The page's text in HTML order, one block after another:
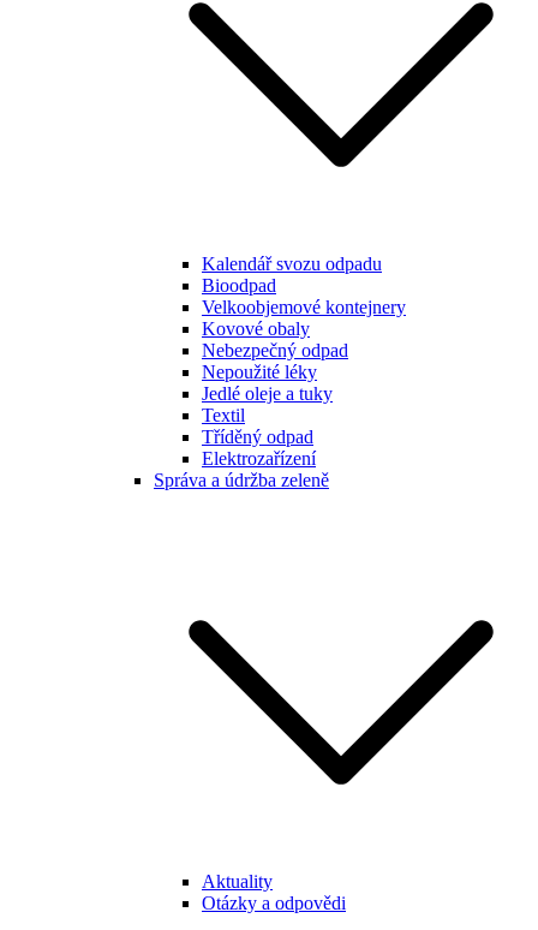
Kalendář svozu odpadu
Bioodpad
Velkoobjemové kontejnery
Kovové obaly
Nebezpečný odpad
Nepoužité léky
Jedlé oleje a tuky
Textil
Tříděný odpad
Elektrozařízení
Správa a údržba zeleně
Aktuality
Otázky a odpovědi